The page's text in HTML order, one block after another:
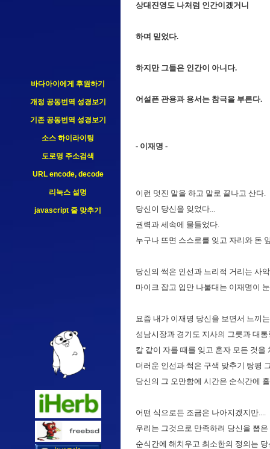
바다아이에게 후원하기
개정 공동번역 성경보기
기존 공동번역 성경보기
소스 하이라이팅
도로명 주소검색
URL encode, decode
리눅스 설명
javascript 줄 맞추기
상대진영도 나처럼 인간이겠거니
하며 믿었다.
하지만 그들은 인간이 아니다.
어설픈 관용과 용서는 참극을 부른다.
- 이재명 -
이런 멋진 말을 하고 말로 끝나고 산다.
당신이 당신을 잊었다...
권력과 세속에 물들었다.
누구나 뜨면 스스로를 잊고 자리와 돈
당신의 썩은 인선과 느리적 거리는 사
마이크 잡고 입만 나불대는 이재명이
요즘 내가 이재명 당신을 보면서 느끼
성남시장과 경기도 지사의 그릇과 대
칼 같이 자를 때를 잊고 혼자 모든 것을
더러운 인선과 썩은 구색 맞추기 탕평
당신의 그 오만함에 시간은 순식간에
어떤 식으로든 조금은 나아지겠지만....
우리는 그것으로 만족하려 당신을 뽑
순식간에 해치우고 최소한의 정의는